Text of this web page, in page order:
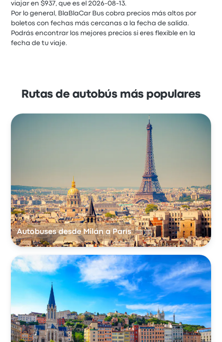
viajar en $937, que es el 2026-08-13.
Por lo general, BlaBlaCar Bus cobra precios más altos por
boletos con fechas más cercanas a la fecha de salida.
Podrás encontrar los mejores precios si eres flexible en la
fecha de tu viaje.
Rutas de autobús más populares
Autobuses desde Milán a París